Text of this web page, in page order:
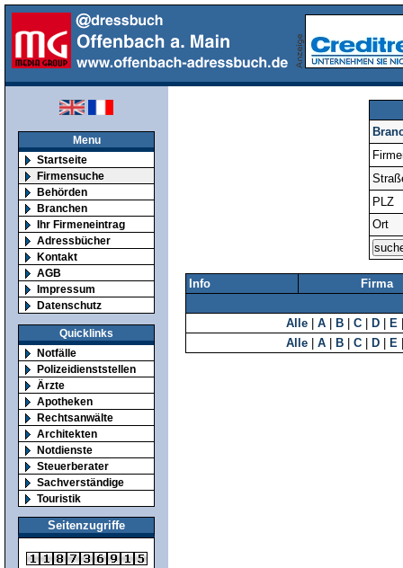
Menu
Startseite
Firmensuche
Behörden
Branchen
Ihr Firmeneintrag
Adressbücher
Kontakt
AGB
Impressum
Datenschutz
Quicklinks
Notfälle
Polizeidienststellen
Ärzte
Apotheken
Rechtsanwälte
Architekten
Notdienste
Steuerberater
Sachverständige
Touristik
Seitenzugriffe
PLZ
Ort
Info Firma
Alle A B C D E
Alle
A B C D E